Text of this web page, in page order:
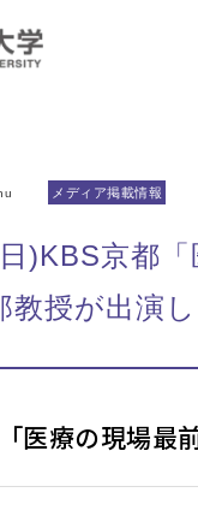
メディア掲載情報
)KBS京都
教授が出演
医療の現場最